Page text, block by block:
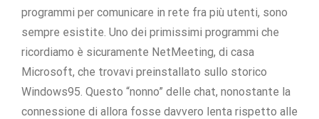
programmi per comunicare in rete fra più utenti, sono
sempre esistite. Uno dei primissimi programmi che
ricordiamo è sicuramente NetMeeting, di casa
Microsoft, che trovavi preinstallato sullo storico
Windows95. Questo “nonno” delle chat, nonostante la
connessione di allora fosse davvero lenta rispetto alle